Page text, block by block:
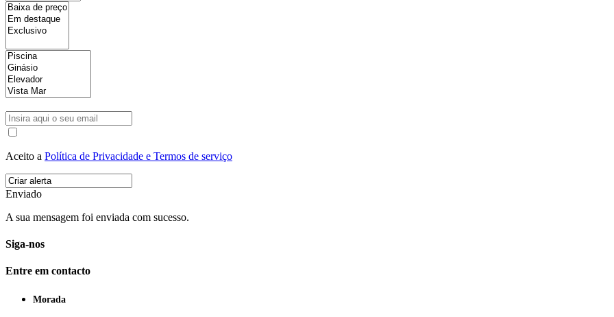
Aceito a Política de Privacidade e Termos de serviço
Enviado
A sua mensagem foi enviada com sucesso.
Siga-nos
Entre em contacto
Morada